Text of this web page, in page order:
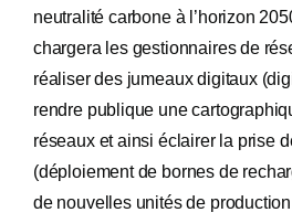
neutralité carbone à l’horizon
chargera les gestionnaires de
réaliser des jumeaux digitaux
rendre publique une
réseaux et ainsi éclairer la prise
(déploiement de bornes de
de nouvelles unités de